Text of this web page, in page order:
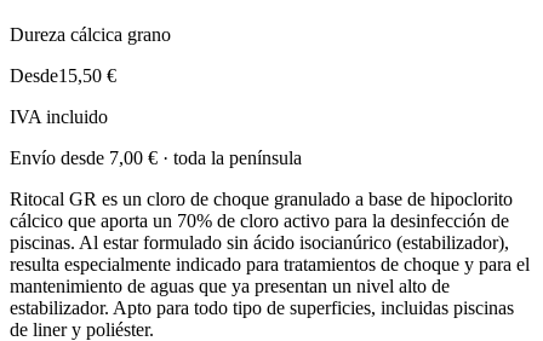
Dureza cálcica grano
Desde15,50 €
IVA incluido
Envío desde 7,00 € · toda la península
Ritocal GR es un cloro de choque granulado a base de hipoclorito
cálcico que aporta un 70% de cloro activo para la desinfección de
piscinas. Al estar formulado sin ácido isocianúrico (estabilizador),
resulta especialmente indicado para tratamientos de choque y para el
mantenimiento de aguas que ya presentan un nivel alto de
estabilizador. Apto para todo tipo de superficies, incluidas piscinas
de liner y poliéster.